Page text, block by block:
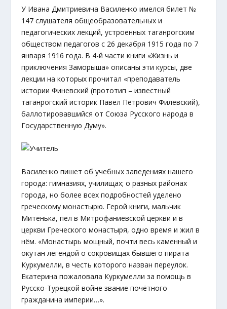
У Ивана Дмитриевича Василенко имелся билет №
147 слушателя общеобразовательных и
педагогических лекций, устроенных таганрогским
обществом педагогов с 26 декабря 1915 года по 7
января 1916 года. В 4-й части книги «Жизнь и
приключения Заморыша» описаны эти курсы, две
лекции на которых прочитал «преподаватель
истории Финевский (прототип – известный
таганрогский историк Павел Петрович Филевский),
баллотировавшийся от Союза Русского народа в
Государственную Думу».
Василенко пишет об учебных заведениях нашего
города: гимназиях, училищах; о разных районах
города, но более всех подробностей уделено
греческому монастырю. Герой книги, мальчик
Митенька, пел в Митрофаниевской церкви и в
церкви Греческого монастыря, одно время и жил в
нём. «Монастырь мощный, почти весь каменный и
окутан легендой о сокровищах бывшего пирата
Куркумелли, в честь которого назван переулок.
Екатерина пожаловала Куркумелли за помощь в
Русско-Турецкой войне звание почётного
гражданина империи…».